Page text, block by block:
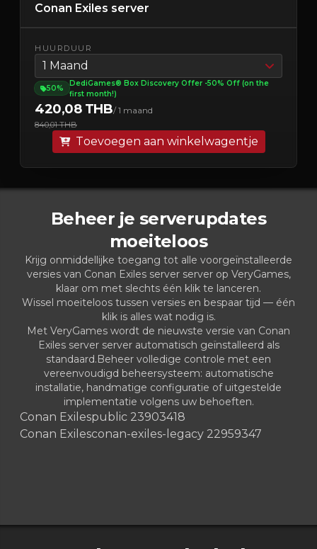
Conan Exiles server
HUURDUUR
1 Maand
50%
DediGames® Box Discovery Offer -50% Off (on the
first month!)
420,08 THB/ 1 maand
840,01 THB
Toevoegen aan winkelwagentje
Beheer je serverupdates
moeiteloos
Krijg onmiddellijke toegang tot alle voorgeïnstalleerde
versies van Conan Exiles server server op VeryGames,
klaar om met slechts één klik te lanceren.
Wissel moeiteloos tussen versies en bespaar tijd — één
klik is alles wat nodig is.
Met VeryGames wordt de nieuwste versie van Conan
Exiles server server automatisch geïnstalleerd als
standaard.Beheer volledige controle met een
vereenvoudigd beheersysteem: automatische
installatie, handmatige configuratie of uitgestelde
implementatie volgens uw behoeften.
Conan Exilespublic 23903418
Conan Exilesconan-exiles-legacy 22959347